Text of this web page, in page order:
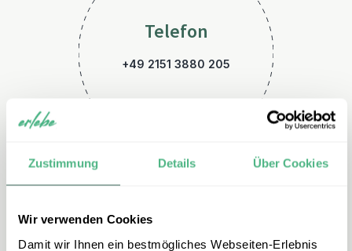
Zustimmung Details Über Cookies
Wir verwenden Cookies
Damit wir Ihnen ein bestmögliches Webseiten-Erlebnis
Telefon
+49 2151 3880 205
E-Mail